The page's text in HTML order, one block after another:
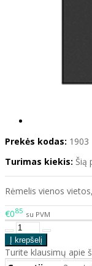
Prekės kodas: 1903
Turimas kiekis: Šią
Rėmelis vienos
€085 su PVM
Turite klausimų apie